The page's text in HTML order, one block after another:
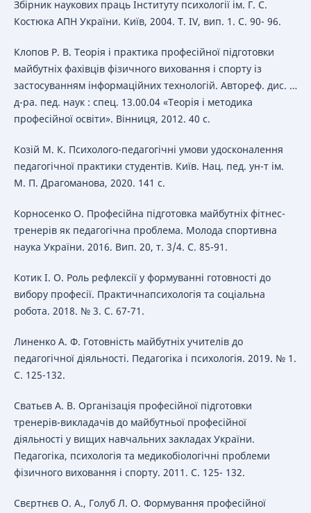
Збірник наукових праць Інституту психології ім. Г. С.
Костюка АПН України. Київ, 2004. Т. ІV, вип. 1. С. 90- 96.
Клопов Р. В. Теорія і практика професійної підготовки
майбутніх фахівців фізичного виховання і спорту із
застосуванням інформаційних технологій. Автореф. дис. …
д-ра. пед. наук : спец. 13.00.04 «Теорія і методика
професійної освіти». Вінниця, 2012. 40 с.
Козій М. К. Психолого-педагогічні умови удосконалення
педагогічної практики студентів. Київ. Нац. пед. ун-т ім.
М. П. Драгоманова, 2020. 141 с.
Корносенко О. Професійна підготовка майбутніх фітнес-
тренерів як педагогічна проблема. Молода спортивна
наука України. 2016. Вип. 20, т. 3/4. С. 85-91.
Котик І. О. Роль рефлексії у формуванні готовності до
вибору професії. Практичнапсихологія та соціальна
робота. 2018. № 3. С. 67-71.
Линенко А. Ф. Готовність майбутніх учителів до
педагогічної діяльності. Педагогіка і психологія. 2019. № 1.
С. 125-132.
Сватьєв А. В. Організація професійної підготовки
тренерів-викладачів до майбутньої професійної
діяльності у вищих навчальних закладах України.
Педагогіка, психологія та медикобіологічні проблеми
фізичного виховання і спорту. 2011. С. 125- 132.
Свєртнєв О. А., Голуб Л. О. Формування професійної